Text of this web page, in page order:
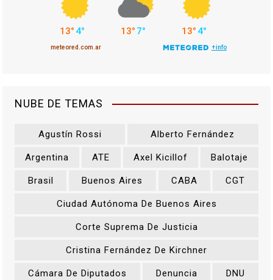
NUBE DE TEMAS
Agustín Rossi Alberto Fernández
Argentina ATE Axel Kicillof Balotaje
Brasil Buenos Aires CABA CGT
Ciudad Autónoma De Buenos Aires
Corte Suprema De Justicia
Cristina Fernández De Kirchner
Cámara De Diputados Denuncia DNU